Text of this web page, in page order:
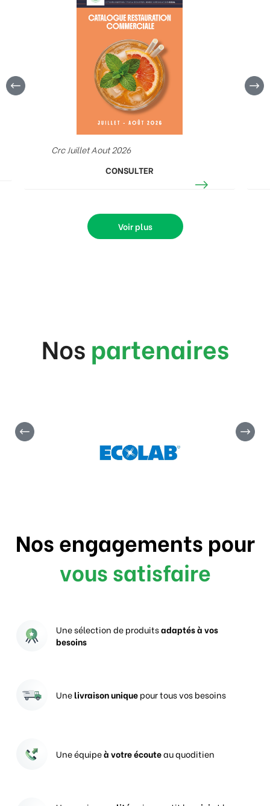
Crc Juillet Aout 2026
CONSULTER
Voir plus
Nos partenaires
Nos engagements pour
vous satisfaire
Une sélection de produitsadaptés à vos
besoins
Unelivraison uniquepour tous vos besoins
Une équipeà votre écouteau quoditien